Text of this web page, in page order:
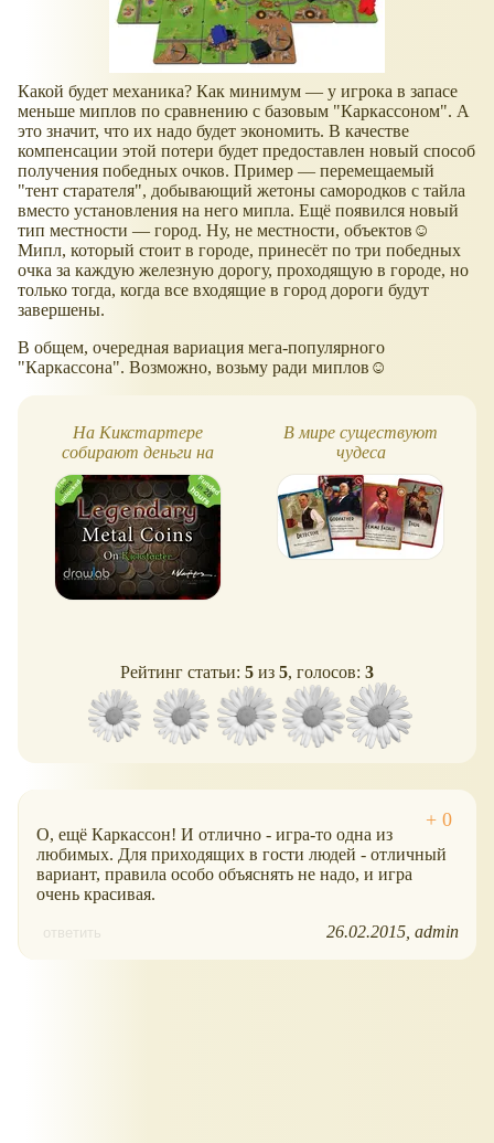
Какой будет механика? Как минимум — у игрока в запасе
меньше миплов по сравнению с базовым "Каркассоном". А
это значит, что их надо будет экономить. В качестве
компенсации этой потери будет предоставлен новый способ
получения победных очков. Пример — перемещаемый
"тент старателя", добывающий жетоны самородков с тайла
вместо установления на него мипла. Ещё появился новый
тип местности — город. Ну, не местности, объектов☺
Мипл, который стоит в городе, принесёт по три победных
очка за каждую железную дорогу, проходящую в городе, но
только тогда, когда все входящие в город дороги будут
завершены.
В общем, очередная вариация мега-популярного
"Каркассона". Возможно, возьму ради миплов☺
На Кикстартере
собирают деньги на
выпуск денег
В мире существуют
чудеса
Рейтинг статьи: 5 из 5, голосов: 3
О, ещё Каркассон! И отлично - игра-то одна из
любимых. Для приходящих в гости людей - отличный
вариант, правила особо объяснять не надо, и игра
очень красивая.
ответить 26.02.2015 admin